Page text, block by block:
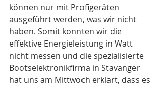
können nur mit Profigeräten
ausgeführt werden, was wir nicht
haben. Somit konnten wir die
effektive Energieleistung in Watt
nicht messen und die spezialisierte
Bootselektronikfirma in Stavanger
hat uns am Mittwoch erklärt, dass es